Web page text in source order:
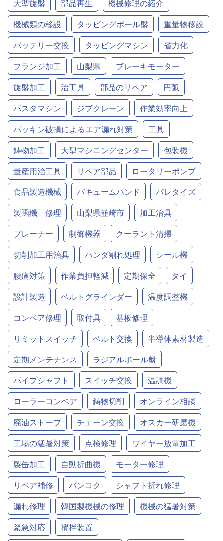
大型旋盤 部品再生
機械修理の紹介
機械類の移設
タッピングボール盤
重量物移設
バッテリー交換
タッピングマシン
省力化
フランジ加工
山梨県
ブレーキモーター
旋盤加工
治工具 部品のリペア
円弧
パスタマシン
ジブクレーン
作業効率向上
パッキン破損によるエア漏れ対策
工具
鋳物加工
大型マシニングセンター
包装機
量産用治工具
リペア部品
ロータリーポンプ
食品製造機械
バキュームハンド
パレタイズ
製函機 修理
山梨県韮崎市
加工治具
プレーナー
制御機器
クーラント清掃
切削加工用治具
ハンダ割れ処理
シール機
腰痛対策
作業負担軽減 定期保全
タイ
設計製造
ベルトグラインダー
温度調整機
コンベア修理
取付具
基板修理
リミットスイッチ
ベルト交換
半導体素材製造
定期メンテナンス
ラジアルボール盤
パイプシャフト
スイッチ交換
温調機
ローラーコンベア
鋳物切削
オンライン相談
廃油ストーブ
チェーン交換
オスカー研磨機
工場の猛暑対策
点検修理
ワイヤー放電加工
製缶加工
自動折曲機
モーター修理
リペア補修
バンコク
シャフト折れ修理
漏れ修理
韓国製機械の修理
機械の猛暑対策
緊急対応
攪拌装置